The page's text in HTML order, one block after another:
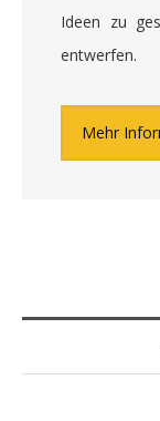
Ideen zu
entwerfen.
Mehr